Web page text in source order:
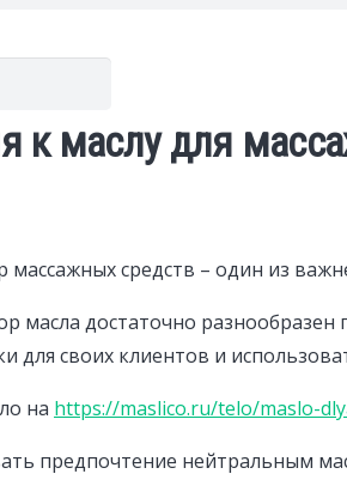
к маслу для
средств – один из
масла достаточно разнообразен
для своих клиентов и
на https://maslico.ru/telo/maslo-
предпочтение нейтральным